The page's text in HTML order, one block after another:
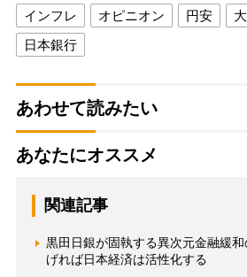
インフレ オピニオン 円安
日本銀行
あわせて読みたい
あなたにオススメ
関連記事
黒田日銀が固執する異次元金融緩
げれば日本経済は活性化する